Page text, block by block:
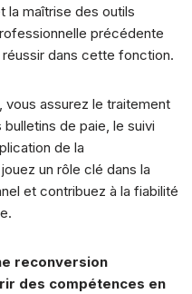
la maîtrise des outils
précédente
dans cette fonction.
vous assurez le traitement
de paie, le suivi
de la
un rôle clé dans la
et contribuez à la fiabilité
reconversion
des compétences en